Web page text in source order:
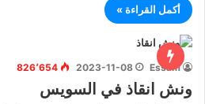
أكمل القراءة »
Essam
2023-11-08 826٬654
ونش انقاذ في السويس